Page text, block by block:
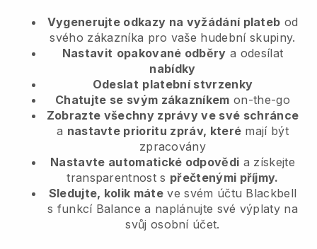
Vygenerujte odkazy na vyžádání plateb od
svého zákazníka pro vaše hudební skupiny.
Nastavit opakované odběry a odesílat
nabídky
Odeslat platební stvrzenky
Chatujte se svým zákazníkem on-the-go
Zobrazte všechny zprávy ve své schránce
a nastavte prioritu zpráv, které mají být
zpracovány
Nastavte automatické odpovědi a získejte
transparentnost s přečtenými příjmy.
Sledujte, kolik máte ve svém účtu Blackbell
s funkcí Balance a naplánujte své výplaty na
svůj osobní účet.